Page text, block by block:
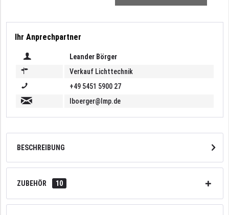
Ihr Anprechpartner
Leander Börger
Verkauf Lichttechnik
+49 5451 5900 27
lboerger@lmp.de
BESCHREIBUNG
ZUBEHÖR 10